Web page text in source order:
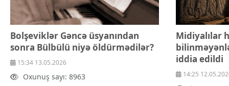
Bolşeviklər Gəncə üsyanından
sonra Bülbülü niyə öldürmədilər?
15:34 13.05.2026
Oxunuş sayı: 8963
Midiyalılar
iddia edildi
14:25